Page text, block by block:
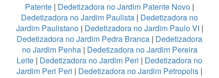
Patente | Dedetizadora no Jardim Patente Novo |
Dedetizadora no Jardim Paulista | Dedetizadora no
Jardim Paulistano| Dedetizadora no Jardim Paulo VI |
Dedetizadora no Jardim Pedra Branca | Dedetizadora
no Jardim Penha| Dedetizadora no Jardim Pereira
Leite | Dedetizadora no Jardim Peri | Dedetizadora no
Jardim Peri Peri | Dedetizadora no Jardim Petropolis |